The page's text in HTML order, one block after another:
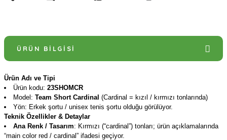
ÜRÜN BILGISI
Ürün Adı ve Tipi
Ürün kodu: 23SHOMCR
Model: Team Short Cardinal (Cardinal = kızıl / kırmızı tonlarında)
Yön: Erkek şortu / unisex tenis şortu olduğu görülüyor.
Teknik Özellikler & Detaylar
Ana Renk / Tasarım: Kırmızı (“cardinal”) tonları; ürün açıklamalarında
“main color red / cardinal” ifadesi geçiyor.